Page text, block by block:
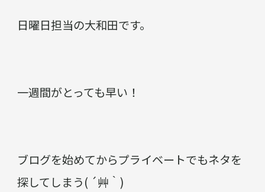
日曜日担当の大和田です。
一週間がとっても早い！
ブログを始めてからプライベートでもネタを
探してしまう( ´艸｀)